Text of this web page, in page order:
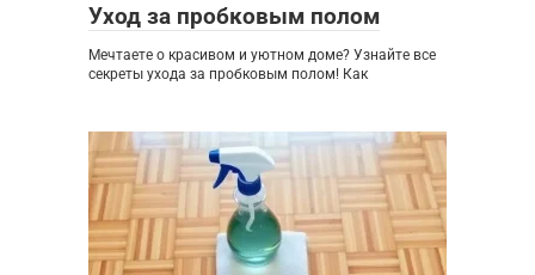
Уход за пробковым полом
Мечтаете о красивом и уютном доме? Узнайте все
секреты ухода за пробковым полом! Как